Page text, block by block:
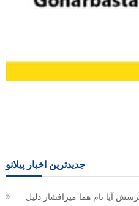
جدیدترین اخبار پیلانو
آیا نام هما میرافشار دلیل